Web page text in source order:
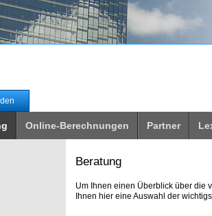
Online-Berechnungen Partner
Beratung
Um Ihnen einen Überblick über die
Ihnen hier eine Auswahl der